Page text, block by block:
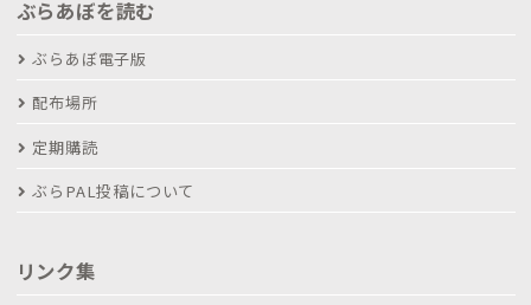
ぶらあぼを読む
ぶらあぼ電子版
配布場所
定期購読
ぶらPAL投稿について
リンク集